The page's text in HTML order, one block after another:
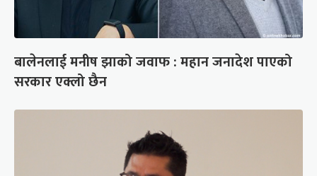
बालेनलाई मनीष झाको जवाफ : महान जनादेश पाएको
सरकार एक्लो छैन